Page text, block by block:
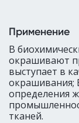
Применение
В
окрашивают
выступает в
окрашивания;
определения
тканей.